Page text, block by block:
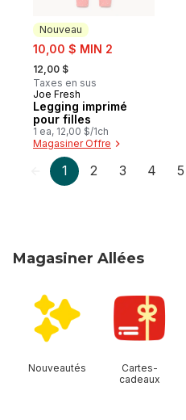
Nouveau
sale:
10,00 $ MIN 2
, formerly:
12,00 $
Taxes en sus
Nouveau
Joe Fresh
Legging imprimé
pour filles
1 ea, 12,00 $/1ch
Magasiner Offre
1 2 3 4 5
Magasiner Allées
Nouveautés
Cartes-
cadeaux